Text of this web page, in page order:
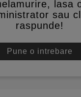
lasa
sau
raspunde!
Pune o intrebare